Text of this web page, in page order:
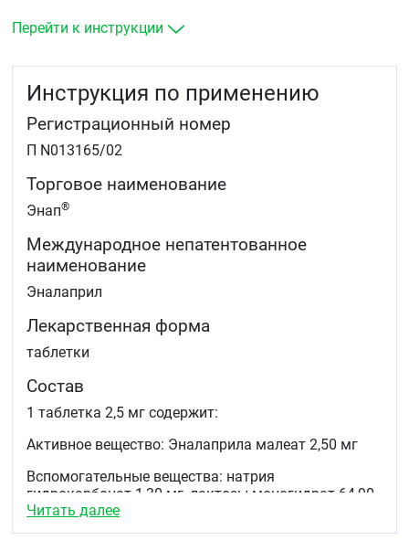
бессимптомной дисфункцией левого желудочка (в
уменьшения частоты развития инфаркта
снижения частоты госпитализаций по поводу
нестабильной стенокардии.
Перейти к инструкции
Инструкция по применению
Регистрационный номер
П N013165/02
Торговое наименование
Энап®
Международное непатентованное
наименование
Эналаприл
Лекарственная форма
таблетки
Состав
1 таблетка 2,5 мг содержит:
Активное вещество: Эналаприла малеат 2,50 мг
Вспомогательные вещества: натрия
гидрокарбонат 1,30 мг, лактозы моногидрат 64,90
мг, крахмал кукурузный 11,20 мг, гипролоза 1,25
мг, тальк 3,00 мг, магния стеарат 0,85 мг
Читать далее